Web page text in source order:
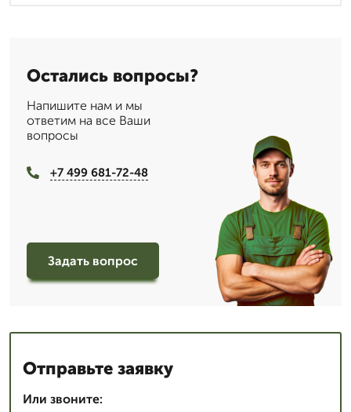
Остались вопросы?
Напишите нам и мы
ответим на все Ваши
вопросы
+7 499 681-72-48
Задать вопрос
Отправьте заявку
Или звоните: